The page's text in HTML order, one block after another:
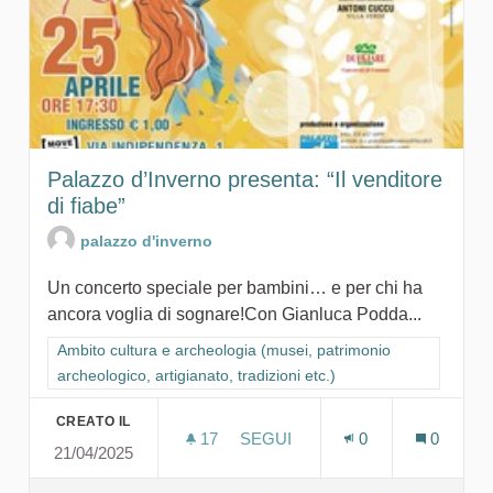
Palazzo d’Inverno presenta: “Il venditore
di fiabe”
palazzo d'inverno
Un concerto speciale per bambini… e per chi ha
ancora voglia di sognare!Con Gianluca Podda...
Filtra i risultati per categoria: Ambito cultura e archeologia
Ambito cultura e archeologia (musei, patrimonio
archeologico, artigianato, tradizioni etc.)
CREATO IL
21/04/2025
17 17 SOSTENITORI
SEGUI
0 0